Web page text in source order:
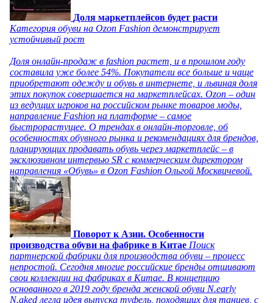
Доля маркетплейсов будет расти
Категория обуви на Ozon Fashion демонстрирует
устойчивый рост
Доля онлайн-продаж в fashion растет, и в прошлом году
составила уже более 54%. Покупатели все больше и чаще
приобретают одежду и обувь в интернете, и львиная доля
этих покупок совершается на маркетплейсах. Ozon – один
из ведущих игроков на российском рынке товаров моды,
направление Fashion на платформе – самое
быстрорастущее. О трендах в онлайн-торговле, об
особенностях обувного рынка и рекомендациях для брендов,
планирующих продавать обувь через маркетплейс – в
эксклюзивном интервью SR с коммерческим директором
направления «Обувь» в Ozon Fashion Ольгой Москвичевой.
Поворот к Азии. Особенности
производства обуви на фабрике в Китае Поиск
партнерской фабрики для производства обуви – процесс
непростой. Сегодня многие российские бренды отшивают
свои коллекции на фабриках в Китае. В концепцию
основанного в 2019 году бренда женской обуви N.early
N.aked легла идея выпуска туфель, походящих для танцев, с